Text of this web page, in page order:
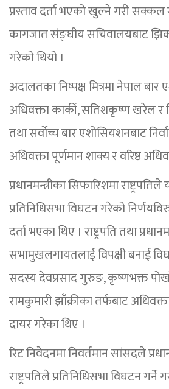
प्रस्ताव दर्ता भएको खुल्ने गरी सक्कल
कागजात संङ्घीय सचिवालयबाट
गरेको थियो ।
अदालतका निष्पक्ष मित्रमा नेपाल बार
अधिवक्ता कार्की, सतिशकृष्ण खरेल र
तथा सर्वोच्च बार एशोसियशनबाट
अधिवक्ता पूर्णमान शाक्य र वरिष्ठ
प्रधानमन्त्रीका सिफारिशमा
प्रतिनिधिसभा विघटन गरेको
दर्ता भएका थिए । राष्ट्रपति तथा
सभामुखलगायतलाई विपक्षी बनाई
सदस्य देवप्रसाद गुरुङ, कृष्णभक्त
रामकुमारी झाँक्रीका तर्फबाट
दायर गरेका थिए ।
रिट निवेदनमा निवर्तमान सांसदले
राष्ट्रपतिले प्रतिनिधिसभा विघटन गर्ने